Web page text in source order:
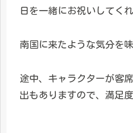
日を一緒にお祝いしてくれ
南国に来たような気分を
途中、キャラクターが客
出もありますので、満足